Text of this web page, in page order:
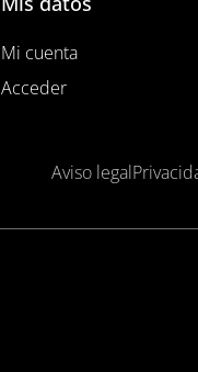
Mi cuenta
Acceder
Aviso legal